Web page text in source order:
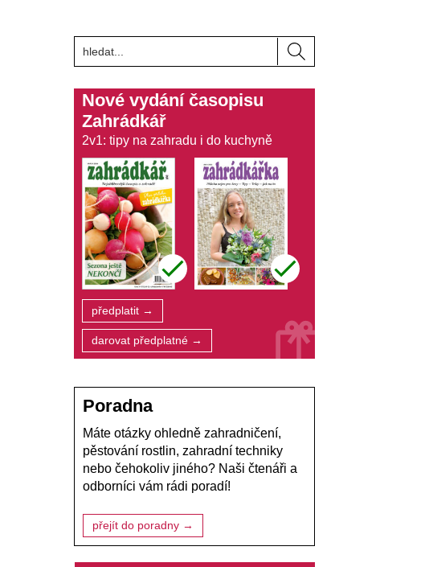
Nové vydání časopisu
Zahrádkář
2v1: tipy na zahradu i do kuchyně
předplatit →
darovat předplatné →
Poradna
Máte otázky ohledně zahradničení,
pěstování rostlin, zahradní techniky
nebo čehokoliv jiného? Naši čtenáři a
odborníci vám rádi poradí!
přejít do poradny →